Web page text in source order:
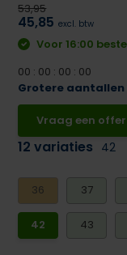
53,95
45,85 excl. btw
Voor 16:00
00 : 00 : 00 : 00
Grotere aantallen
Vraag een
12 variaties 42
36 37
42 43